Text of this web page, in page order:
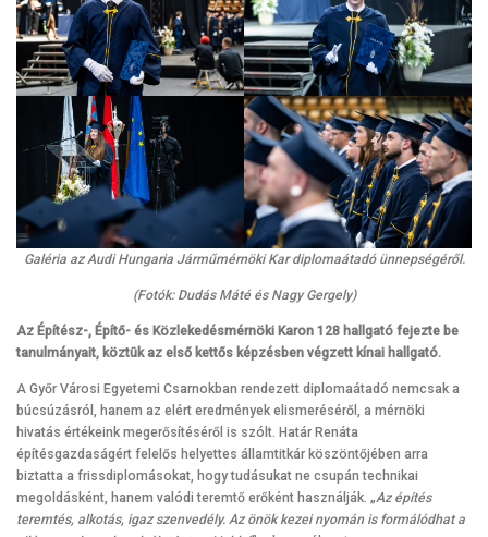
Galéria az Audi Hungaria Járműmérnöki Kar diplomaátadó ünnepségéről.
(Fotók: Dudás Máté és Nagy Gergely)
Az Építész-, Építő- és Közlekedésmérnöki Karon 128 hallgató fejezte be
tanulmányait, köztük az első kettős képzésben végzett kínai hallgató.
A Győr Városi Egyetemi Csarnokban rendezett diplomaátadó nemcsak a
búcsúzásról, hanem az elért eredmények elismeréséről, a mérnöki
hivatás értékeink megerősítéséről is szólt. Határ Renáta
építésgazdaságért felelős helyettes államtitkár köszöntőjében arra
biztatta a frissdiplomásokat, hogy tudásukat ne csupán technikai
megoldásként, hanem valódi teremtő erőként használják. „Az építés
teremtés, alkotás, igaz szenvedély. Az önök kezei nyomán is formálódhat a